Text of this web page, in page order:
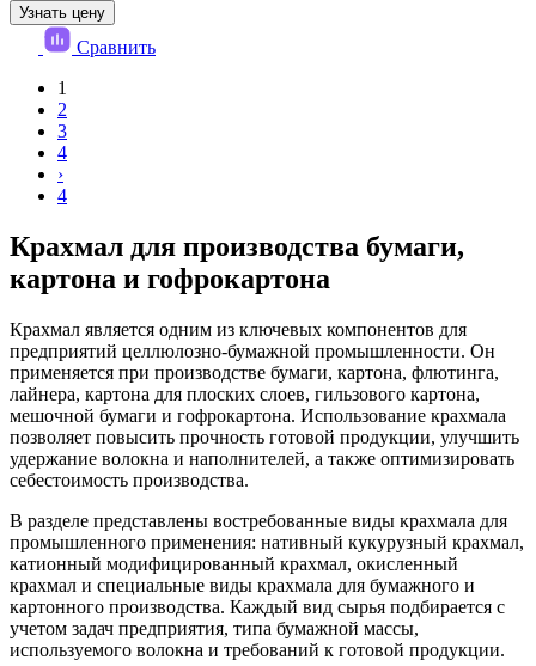
Узнать цену
Сравнить
1
2
3
4
›
4
Крахмал для производства бумаги,
картона и гофрокартона
Крахмал является одним из ключевых компонентов для
предприятий целлюлозно-бумажной промышленности. Он
применяется при производстве бумаги, картона, флютинга,
лайнера, картона для плоских слоев, гильзового картона,
мешочной бумаги и гофрокартона. Использование крахмала
позволяет повысить прочность готовой продукции, улучшить
удержание волокна и наполнителей, а также оптимизировать
себестоимость производства.
В разделе представлены востребованные виды крахмала для
промышленного применения: нативный кукурузный крахмал,
катионный модифицированный крахмал, окисленный
крахмал и специальные виды крахмала для бумажного и
картонного производства. Каждый вид сырья подбирается с
учетом задач предприятия, типа бумажной массы,
используемого волокна и требований к готовой продукции.